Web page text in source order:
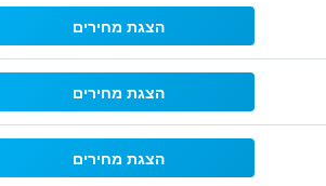
הצגת מחירים
הצגת מחירים
הצגת מחירים